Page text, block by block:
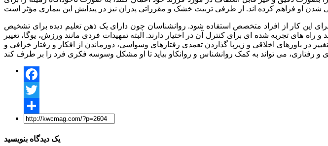
این کار از افراد متخصص استفاده شود. روانشناسان چون دارای یک ذهن تعلیم دیده برای تشخیص
های تجربه شده ای برای کنترل آن در اختیار دارند. البته تمهیدات فردی مانند ورزش، یوگا، تغییر
در باورهای اخلاقى و زیرپا گذاردن تعمدی رفتارهای وسواسی، دورماندن از افکار و رفتار خرافی و
Facebook
Twitter
Share
یک دیدگاه بنویسید